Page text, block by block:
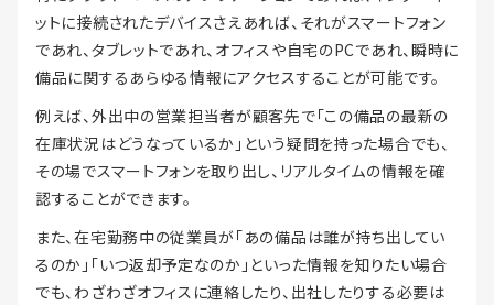
ットに接続されたデバイスさえあれば、それがスマートフォン
であれ、タブレットであれ、オフィスや自宅のPCであれ、瞬時に
備品に関するあらゆる情報にアクセスすることが可能です。
例えば、外出中の営業担当者が顧客先で「この備品の最新の
在庫状況はどうなっているか」という疑問を持った場合でも、
その場でスマートフォンを取り出し、リアルタイムの情報を確
認することができます。
また、在宅勤務中の従業員が「あの備品は誰が持ち出してい
るのか」「いつ返却予定なのか」といった情報を知りたい場合
でも、わざわざオフィスに連絡したり、出社したりする必要は